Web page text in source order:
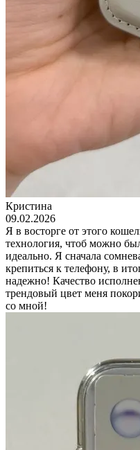
Кристина
09.02.2026
Я в восторге от этого
технология, чтоб можно
идеально. Я сначала
крепиться к телефону, в
надежно! Качество
трендовый цвет меня
со мной!